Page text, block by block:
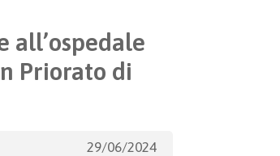
all’ospedale
Priorato di
29/06/2024